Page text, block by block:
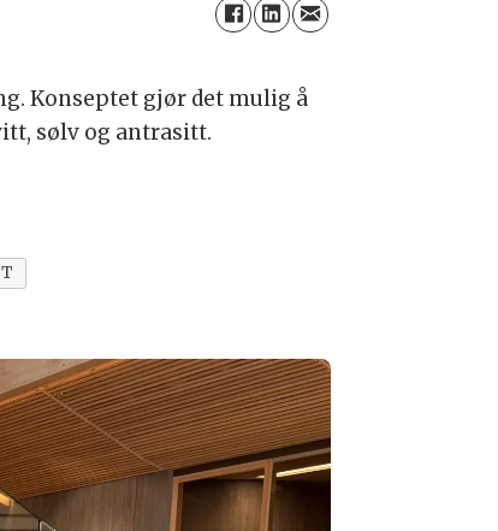
Konseptet gjør det mulig å
sølv og antrasitt.